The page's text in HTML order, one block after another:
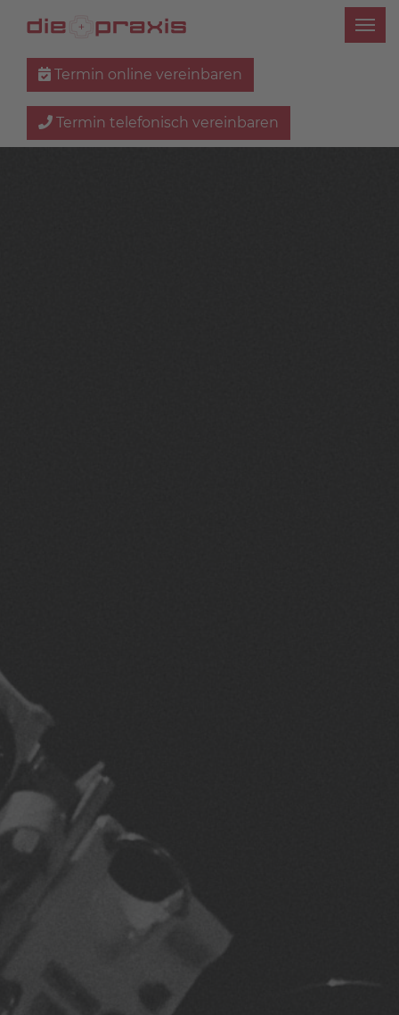
Termin online vereinbaren
Termin telefonisch vereinbaren